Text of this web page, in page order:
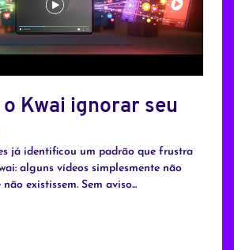
o Kwai ignorar seu
já identificou um padrão que frustra
alguns vídeos simplesmente não
existissem. Sem aviso...